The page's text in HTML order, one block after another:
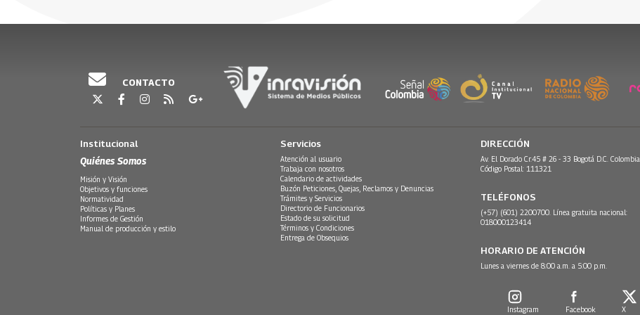
CONTACTO
Institucional
Quiénes Somos
Misión y Visión
Objetivos y funciones
Normatividad
Políticas y Planes
Informes de Gestión
Manual de producción y estilo
Servicios
Atención al usuario
Trabaja con nosotros
Calendario de actividades
Buzón Peticiones, Quejas, Reclamos y Denuncias
Trámites y Servicios
Directorio de Funcionarios
Estado de su solicitud
Términos y Condiciones
Entrega de Obsequios
DIRECCIÓN
Av. El Dorado Cr.45 # 26 - 33 Bogotá D.C. Colombia.
Código Postal: 111321
TELÉFONOS
(+57) (601) 2200700. Línea gratuita nacional:
018000123414
HORARIO DE ATENCIÓN
Lunes a viernes de 8:00 a.m. a 5:00 p.m.
Instagram Facebook X